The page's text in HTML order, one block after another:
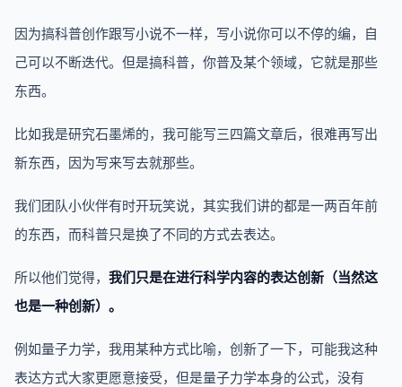
因为搞科普创作跟写小说不一样，写小说你可以不停的编，自
己可以不断迭代。但是搞科普，你普及某个领域，它就是那些
东西。
比如我是研究石墨烯的，我可能写三四篇文章后，很难再写出
新东西，因为写来写去就那些。
我们团队小伙伴有时开玩笑说，其实我们讲的都是一两百年前
的东西，而科普只是换了不同的方式去表达。
所以他们觉得， 我们只是在进行科学内容的表达创新（当然这
也是一种创新）。
例如量子力学，我用某种方式比喻，创新了一下，可能我这种
表达方式大家更愿意接受，但是量子力学本身的公式，没有